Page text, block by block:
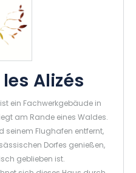
Alizés
ein Fachwerkgebäude in
am Rande eines Waldes.
seinem Flughafen entfernt,
Dorfes genießen,
geblieben ist.